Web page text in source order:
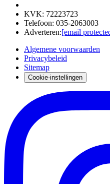
KVK: 72223723
Telefoon: 035-2063003
Adverteren:[email
Algemene voorwaarden
Privacybeleid
Sitemap
Cookie-instellingen